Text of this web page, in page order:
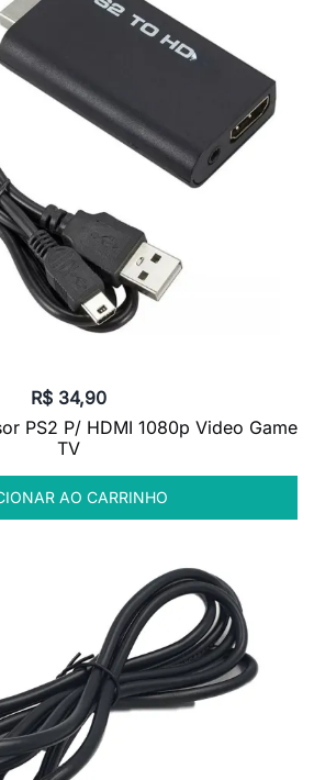
R$34,90
PS2 P/ HDMI 1080p Video Game
TV
AO CARRINHO